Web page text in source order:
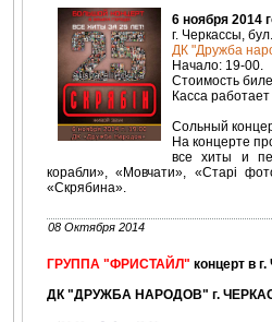
6 ноября 2014
г. Черкассы,
ДК "Дружба
Начало: 19-00.
Стоимость
Касса
Сольный
На концерте
все хиты и
корабли», «Мовчати», «Старі
«Скрябина».
08 Октября 2014
ГРУППА "ФРИСТАЙЛ" концерт в
ДК "ДРУЖБА НАРОДОВ" г.